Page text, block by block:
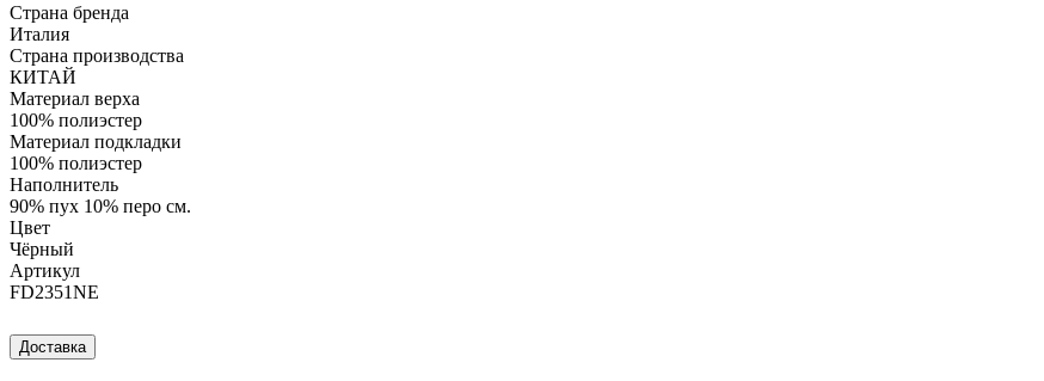
Страна бренда
Италия
Страна производства
КИТАЙ
Материал верха
100% полиэстер
Материал подкладки
100% полиэстер
Наполнитель
90% пух 10% перо см.
Цвет
Чёрный
Артикул
FD2351NE
Доставка